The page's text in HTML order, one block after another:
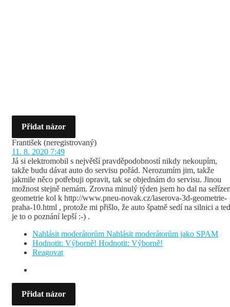
Přidat názor
František (neregistrovaný)
11. 8. 2020 7:49
Já si elektromobil s největší pravděpodobností nikdy nekoupím,
takže budu dávat auto do servisu pořád. Nerozumím jim, takže
jakmile něco potřebuji opravit, tak se objednám do servisu. Jinou
možnost stejně nemám. Zrovna minulý týden jsem ho dal na
geometrie kol k http://www.pneu-novak.cz/laserova-3d-geometrie-
praha-10.html , protože mi přišlo, že auto špatně sedí na silnici a
je to o poznání lepší :-) .
Nahlásit moderátorům Nahlásit moderátorům jako SPAM
Hodnotit: Výborně! Hodnotit: Výborně!
Reagovat
Přidat názor